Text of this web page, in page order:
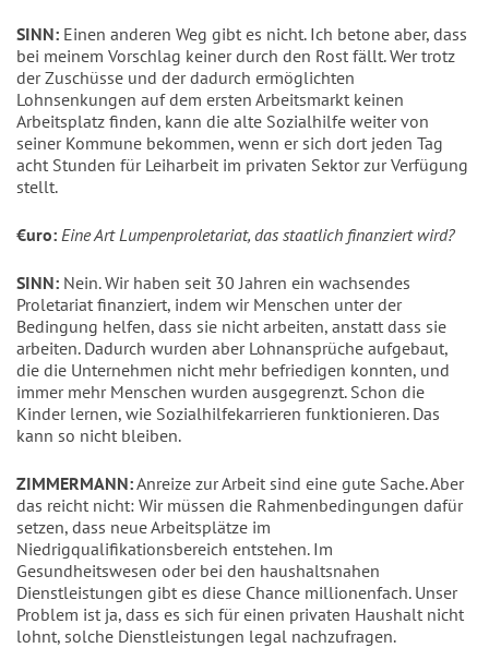
SINN: Einen anderen Weg gibt es nicht. Ich betone aber, dass
bei meinem Vorschlag keiner durch den Rost fällt. Wer trotz
der Zuschüsse und der dadurch ermöglichten
Lohnsenkungen auf dem ersten Arbeitsmarkt keinen
Arbeitsplatz finden, kann die alte Sozialhilfe weiter von
seiner Kommune bekommen, wenn er sich dort jeden Tag
acht Stunden für Leiharbeit im privaten Sektor zur Verfügung
stellt.
€uro: Eine Art Lumpenproletariat, das staatlich finanziert wird?
SINN: Nein. Wir haben seit 30 Jahren ein wachsendes
Proletariat finanziert, indem wir Menschen unter der
Bedingung helfen, dass sie nicht arbeiten, anstatt dass sie
arbeiten. Dadurch wurden aber Lohnansprüche aufgebaut,
die die Unternehmen nicht mehr befriedigen konnten, und
immer mehr Menschen wurden ausgegrenzt. Schon die
Kinder lernen, wie Sozialhilfekarrieren funktionieren. Das
kann so nicht bleiben.
ZIMMERMANN:Anreize zur Arbeit sind eine gute Sache. Aber
das reicht nicht: Wir müssen die Rahmenbedingungen dafür
setzen, dass neue Arbeitsplätze im
Niedrigqualifikationsbereich entstehen. Im
Gesundheitswesen oder bei den haushaltsnahen
Dienstleistungen gibt es diese Chance millionenfach. Unser
Problem ist ja, dass es sich für einen privaten Haushalt nicht
lohnt, solche Dienstleistungen legal nachzufragen.